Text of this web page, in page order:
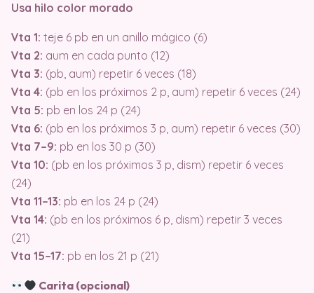
Usa hilo color morado
Vta 1: teje 6 pb en un anillo mágico (6)
Vta 2: aum en cada punto (12)
Vta 3: (pb, aum) repetir 6 veces (18)
Vta 4: (pb en los próximos 2 p, aum) repetir 6 veces (24)
Vta 5: pb en los 24 p (24)
Vta 6: (pb en los próximos 3 p, aum) repetir 6 veces (30)
Vta 7–9: pb en los 30 p (30)
Vta 10: (pb en los próximos 3 p, dism) repetir 6 veces
(24)
Vta 11–13: pb en los 24 p (24)
Vta 14: (pb en los próximos 6 p, dism) repetir 3 veces
(21)
Vta 15–17: pb en los 21 p (21)
Carita (opcional)